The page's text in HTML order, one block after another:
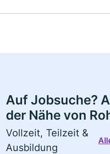
Auf Jobsuche?
der Nähe von
Vollzeit, Teilzeit &
Ausbildung